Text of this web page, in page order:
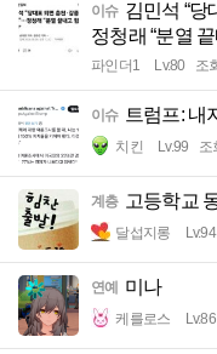
이슈 김민석 “당
정청래 “분열
파인더1 Lv.80 조
이슈 트럼프: 내
치킨 Lv.99 조
계층 고등학교
달섭지롱 Lv.94
연예 미나
케를로스 Lv.86